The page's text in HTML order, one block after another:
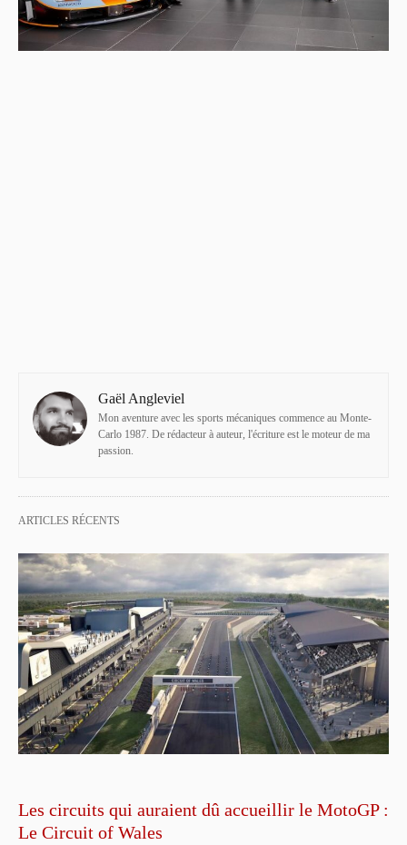
Gaël Angleviel
Mon aventure avec les sports mécaniques commence au Monte-
Carlo 1987. De rédacteur à auteur, l'écriture est le moteur de ma
passion.
ARTICLES RÉCENTS
Les circuits qui auraient dû accueillir le MotoGP :
Le Circuit of Wales